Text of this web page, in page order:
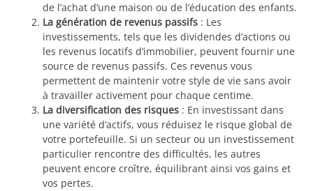
de l’achat d’une maison ou de l’éducation des enfants.
La génération de revenus passifs : Les
investissements, tels que les dividendes d’actions ou
les revenus locatifs d’immobilier, peuvent fournir une
source de revenus passifs. Ces revenus vous
permettent de maintenir votre style de vie sans avoir
à travailler activement pour chaque centime.
La diversification des risques : En investissant dans
une variété d’actifs, vous réduisez le risque global de
votre portefeuille. Si un secteur ou un investissement
particulier rencontre des difficultés, les autres
peuvent encore croître, équilibrant ainsi vos gains et
vos pertes.